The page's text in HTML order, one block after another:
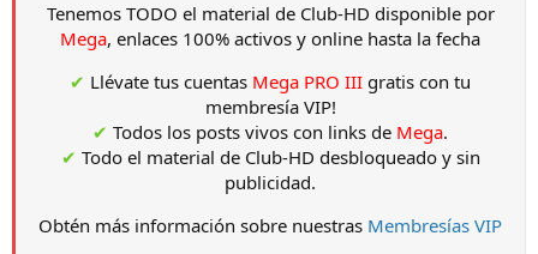
Tenemos TODO el material de Club-HD disponible por
Mega, enlaces 100% activos y online hasta la fecha
✔ Llévate tus cuentas Mega PRO III gratis con tu
membresía VIP!
✔ Todos los posts vivos con links de Mega.
✔ Todo el material de Club-HD desbloqueado y sin
publicidad.
Obtén más información sobre nuestras Membresías VIP